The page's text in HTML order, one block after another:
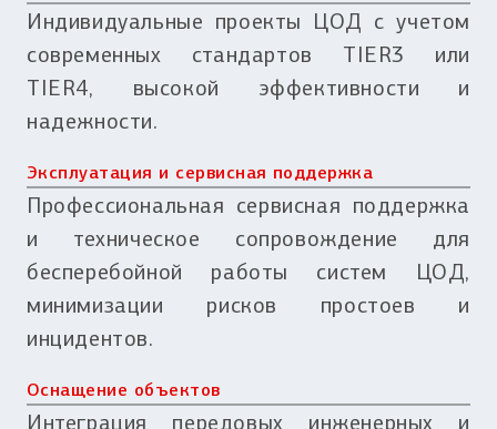
Индивидуальные проекты ЦОД с учетом
современных стандартов TIER3 или
TIER4, высокой эффективности и
надежности.
Эксплуатация и сервисная поддержка
Профессиональная сервисная поддержка
и техническое сопровождение для
бесперебойной работы систем ЦОД,
минимизации рисков простоев и
инцидентов.
Оснащение объектов
Интеграция передовых инженерных и